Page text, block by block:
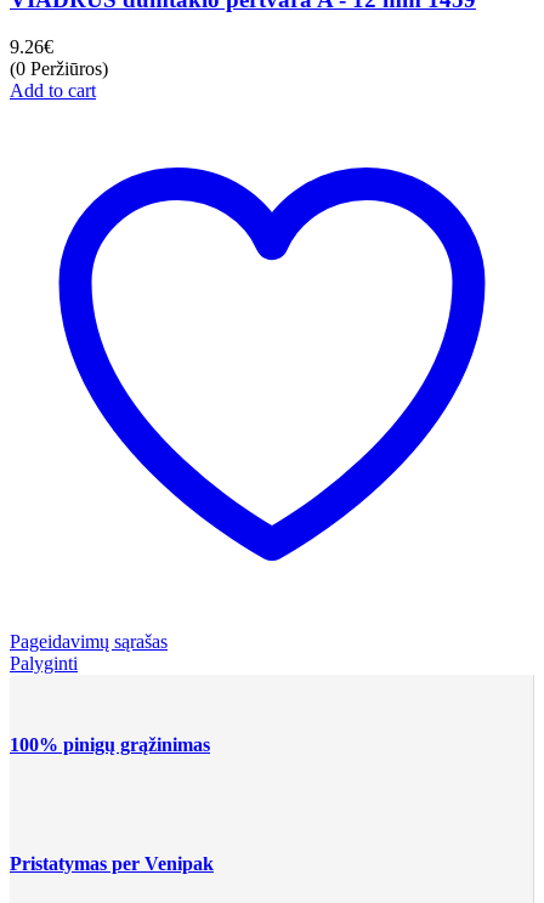
9.26€
(0 Peržiūros)
Add to cart
Pageidavimų sąrašas
Palyginti
100% pinigų grąžinimas
Pristatymas per Venipak